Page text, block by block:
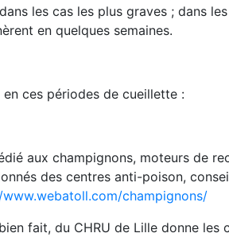
les cas les plus graves ; dans
en quelques semaines.
en ces périodes de cueillette :
aux champignons, moteurs de
des centres anti-poison,
champignons/
fait, du CHRU de Lille donne les